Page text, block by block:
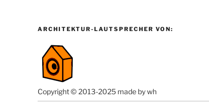
ARCHITEKTUR-LAUTSPRECHER VON:
Copyright © 2013-2025 made by wh